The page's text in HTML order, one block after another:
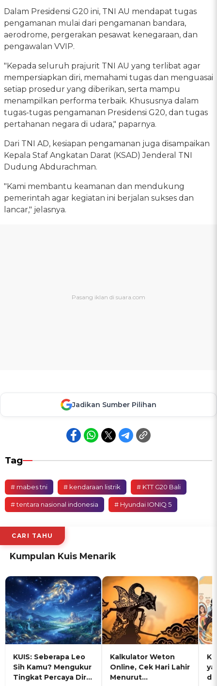
Dalam Presidensi G20 ini, TNI AU mendapat tugas
pengamanan mulai dari pengamanan bandara,
aerodrome, pergerakan pesawat kenegaraan, dan
pengawalan VVIP.
"Kepada seluruh prajurit TNI AU yang terlibat agar
mempersiapkan diri, memahami tugas dan menguasai
setiap prosedur yang diberikan, serta mampu
menampilkan performa terbaik. Khususnya dalam
tugas-tugas pengamanan Presidensi G20, dan tugas
pertahanan negara di udara," paparnya.
Dari TNI AD, kesiapan pengamanan juga disampaikan
Kepala Staf Angkatan Darat (KSAD) Jenderal TNI
Dudung Abdurachman.
"Kami membantu keamanan dan mendukung
pemerintah agar kegiatan ini berjalan sukses dan
lancar," jelasnya.
Jadikan Sumber Pilihan
Tag
# mabes tni # kendaraan listrik # KTT G20 Bali
# tentara nasional indonesia # Hyundai IONIQ 5
CARI TAHU
Kumpulan Kuis Menarik
KUIS: Seberapa Leo
Sih Kamu? Mengukur
Tingkat Percaya Diri
Kalkulator Weton
Online, Cek Hari Lahir
Menurut